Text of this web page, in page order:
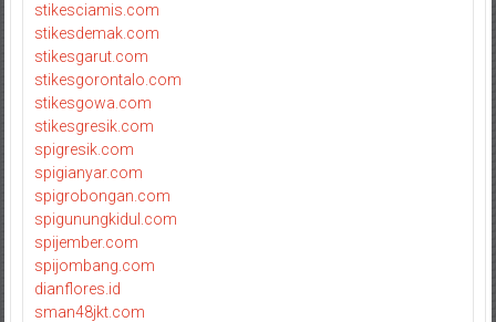
stikesciamis.com
stikesdemak.com
stikesgarut.com
stikesgorontalo.com
stikesgowa.com
stikesgresik.com
spigresik.com
spigianyar.com
spigrobongan.com
spigunungkidul.com
spijember.com
spijombang.com
dianflores.id
sman48jkt.com